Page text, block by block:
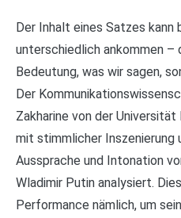
Der Inhalt eines Satzes kann
unterschiedlich ankommen –
Bedeutung, was wir sagen,
Der
Zakharine von der
mit stimmlicher Inszenierung
Aussprache und Intonation
Wladimir Putin analysiert.
Performance nämlich, um